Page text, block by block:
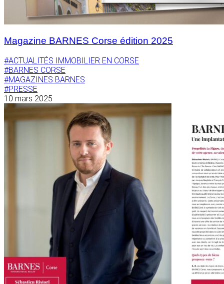
Magazine BARNES Corse édition 2025
#ACTUALITÉS IMMOBILIER EN CORSE
#BARNES CORSE
#MAGAZINES BARNES
#PRESSE
10 mars 2025